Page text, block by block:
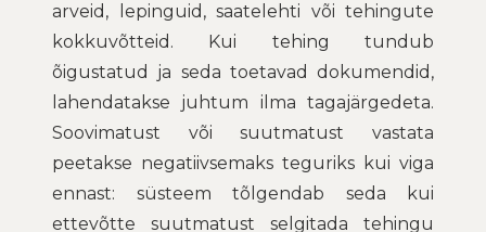
arveid, lepinguid, saatelehti või tehingute
kokkuvõtteid. Kui tehing tundub
õigustatud ja seda toetavad dokumendid,
lahendatakse juhtum ilma tagajärgedeta.
Soovimatust või suutmatust vastata
peetakse negatiivsemaks teguriks kui viga
ennast: süsteem tõlgendab seda kui
ettevõtte suutmatust selgitada tehingu